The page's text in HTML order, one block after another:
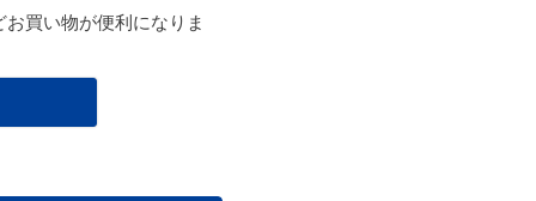
買い物が便利になりま